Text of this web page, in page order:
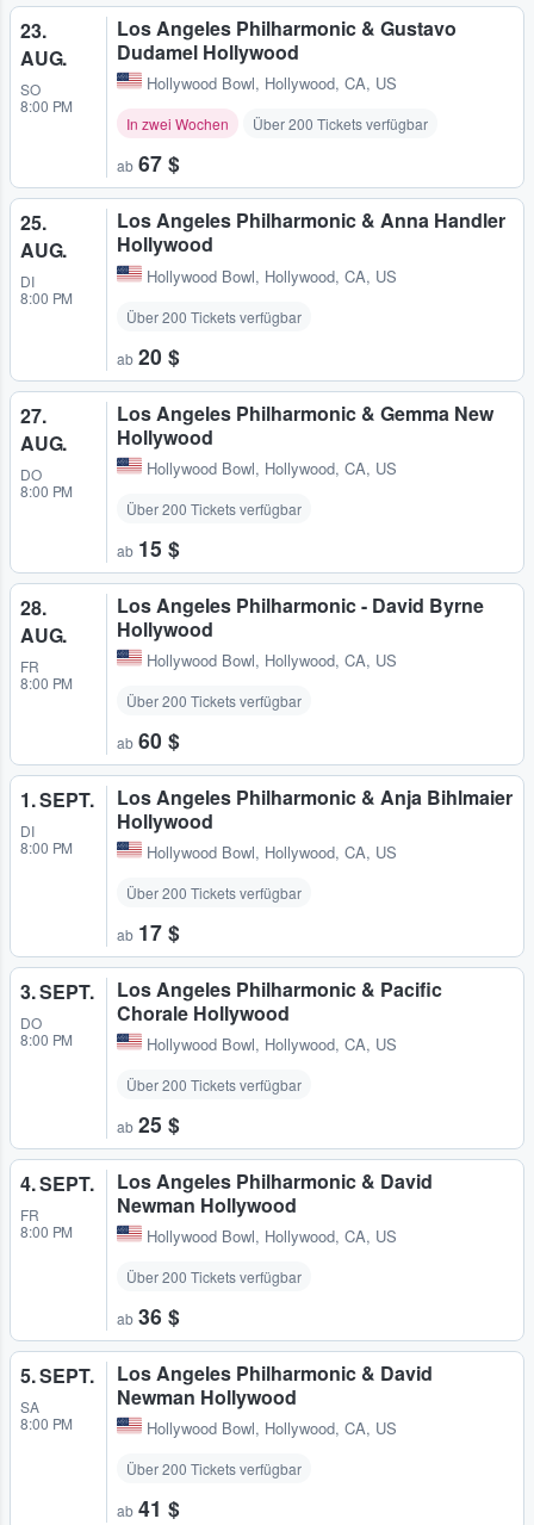
23.
AUG.
SO
8:00 PM
Los Angeles Philharmonic & Gustavo
Dudamel Hollywood
Hollywood Bowl, Hollywood, CA, US
In zwei Wochen Über 200 Tickets verfügbar
ab 67 $
25.
AUG.
DI
8:00 PM
Los Angeles Philharmonic & Anna Handler
Hollywood
Hollywood Bowl, Hollywood, CA, US
Über 200 Tickets verfügbar
ab 20 $
27.
AUG.
DO
8:00 PM
Los Angeles Philharmonic & Gemma New
Hollywood
Hollywood Bowl, Hollywood, CA, US
Über 200 Tickets verfügbar
ab 15 $
28.
AUG.
FR
8:00 PM
Los Angeles Philharmonic - David Byrne
Hollywood
Hollywood Bowl, Hollywood, CA, US
Über 200 Tickets verfügbar
ab 60 $
1. SEPT.
DI
8:00 PM
Los Angeles Philharmonic & Anja Bihlmaier
Hollywood
Hollywood Bowl, Hollywood, CA, US
Über 200 Tickets verfügbar
ab 17 $
3. SEPT.
DO
8:00 PM
Los Angeles Philharmonic & Pacific
Chorale Hollywood
Hollywood Bowl, Hollywood, CA, US
Über 200 Tickets verfügbar
ab 25 $
4. SEPT.
FR
8:00 PM
Los Angeles Philharmonic & David
Newman Hollywood
Hollywood Bowl, Hollywood, CA, US
Über 200 Tickets verfügbar
ab 36 $
5. SEPT.
SA
8:00 PM
Los Angeles Philharmonic & David
Newman Hollywood
Hollywood Bowl, Hollywood, CA, US
Über 200 Tickets verfügbar
ab 41 $